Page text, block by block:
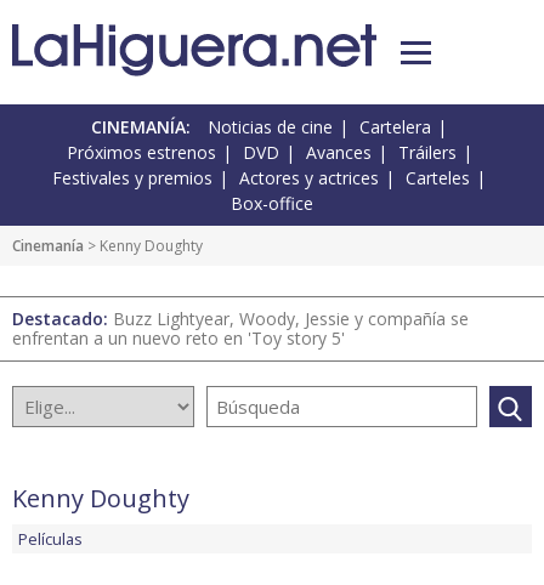
CINEMANÍA: Noticias de cine
Cartelera
Próximos estrenos
DVD Avances
Tráilers
Festivales y premios
Actores y actrices
Carteles
Box-office
Cinemanía > Kenny Doughty
Destacado: Buzz Lightyear, Woody, Jessie y compañía se
enfrentan a un nuevo reto en 'Toy story 5'
Kenny Doughty
Películas